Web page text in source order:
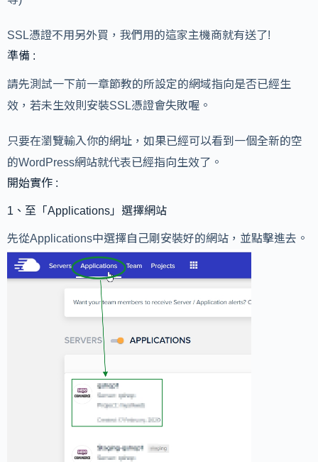
SSL憑證不用另外買，我們用的這家主機商就有送了!
準備 :
請先測試一下前一章節教的所設定的網域指向是否已經生
效，若未生效則安裝SSL憑證會失敗喔。
只要在瀏覽輸入你的網址，如果已經可以看到一個全新的空
的WordPress網站就代表已經指向生效了。
開始實作 :
1、至「Applications」選擇網站
先從Applications中選擇自己剛安裝好的網站，並點擊進去。